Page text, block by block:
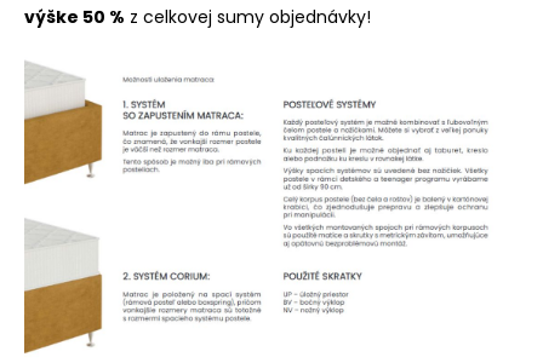
výške 50 % z celkovej sumy objednávky!